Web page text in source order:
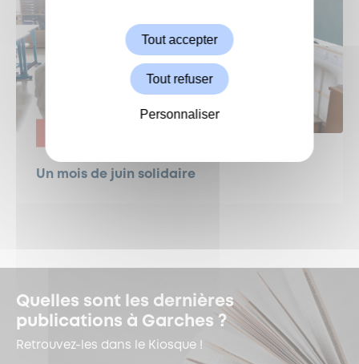
Un mois de juin solidaire
Quelles sont les dernières
publications à Garches ?
Retrouvez-les dans le Kiosque !
Tout accepter
Tout refuser
Personnaliser